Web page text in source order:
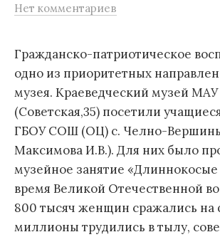
Нет комментариев
Гражданско-патриотическое
одно из приоритетных
музея. Краеведческий музей
(Советская,35) посетили
ГБОУ СОШ (ОЦ) с. Челно-
Максимова И.В.). Для них было
музейное занятие «Длиннокосые
время Великой Отечественной
800 тысяч женщин сражались на
миллионы трудились в тылу,